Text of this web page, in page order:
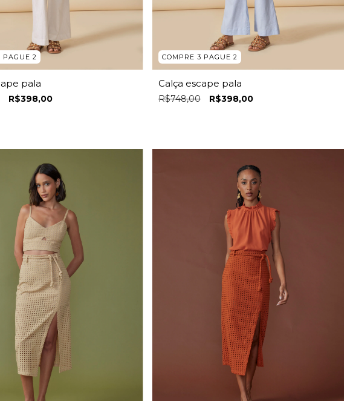
PAGUE 2
pala
R$398,00
COMPRE 3 PAGUE 2
Calça escape pala
R$748,00 R$398,00